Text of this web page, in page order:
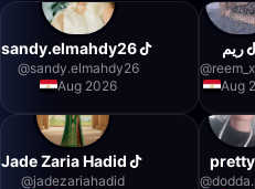
sandy.elmahdy26
@sandy.elmahdy26
Aug 2026
ريم
@
Aug
Jade Zaria Hadid
@jadezariahadid
@